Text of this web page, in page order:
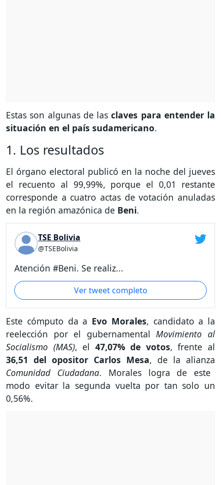
Estas son algunas de las claves para entender la
situación en el país sudamericano.
1. Los resultados
El órgano electoral publicó en la noche del jueves
el recuento al 99,99%, porque el 0,01 restante
corresponde a cuatro actas de votación anuladas
en la región amazónica de Beni.
TSE Bolivia
@TSEBolivia
Atención #Beni. Se realiz...
Ver tweet completo
Este cómputo da a Evo Morales, candidato a la
reelección por el gubernamental Movimiento al
Socialismo (MAS), el 47,07% de votos, frente al
36,51 del opositor Carlos Mesa, de la alianza
Comunidad Ciudadana. Morales logra de este
modo evitar la segunda vuelta por tan solo un
0,56%.